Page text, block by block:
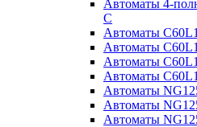
Автоматы 4-
С
Автоматы
Автоматы
Автоматы
Автоматы
Автоматы
Автоматы
Автоматы